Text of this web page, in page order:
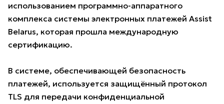
использованием программно-аппаратного
комплекса системы электронных платежей Assist
Belarus, которая прошла международную
сертификацию.
В системе, обеспечивающей безопасность
платежей, используется защищённый протокол
TLS для передачи конфиденциальной